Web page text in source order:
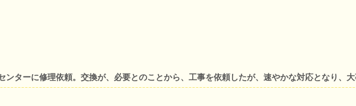
ターに修理依頼。交換が、必要とのことから、工事を依頼したが、速やかな対応となり、大